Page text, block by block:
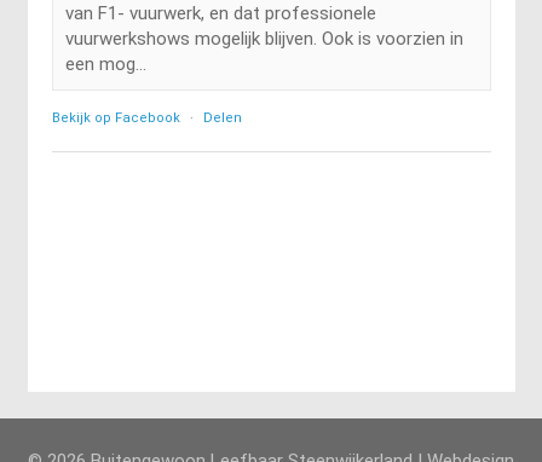
van F1- vuurwerk, en dat professionele
vuurwerkshows mogelijk blijven. Ook is voorzien in
een mog...
Bekijk op Facebook · Delen